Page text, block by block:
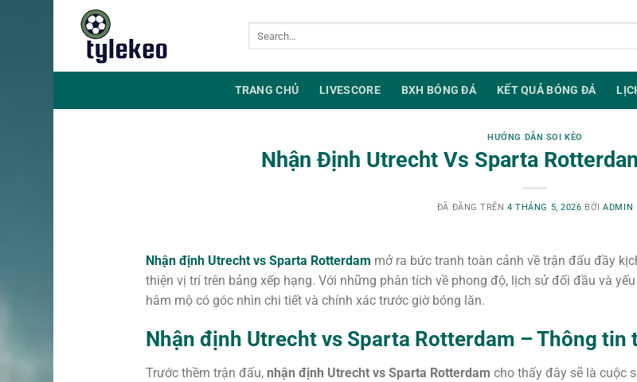
Chuyển
dung
TRANG CHỦ LIVESCORE BXH BÓNG ĐÁ KẾT QUẢ BÓNG ĐÁ
HƯỚNG DẪN SOI KÈO
Nhận Định Utrecht Vs Sparta
ĐÃ ĐĂNG TRÊN4 THÁNG 5, 2026 BỞIADMIN
Nhận định Utrecht vs Sparta Rotterdam mở ra bức tranh toàn cảnh về trận đấu đầy
thiện vị trí trên bảng xếp hạng. Với những phân tích về phong độ, lịch sử đối đầu và
hâm mộ có góc nhìn chi tiết và chính xác trước giờ bóng lăn.
Nhận định Utrecht vs Sparta Rotterdam – Thông tin
Trước thềm trận đấu,nhận định Utrecht vs Sparta Rotterdam cho thấy đây sẽ là cuộc